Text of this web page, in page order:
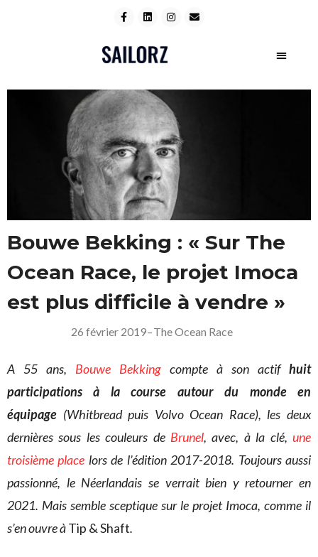
Bouwe Bekking : « Sur The
Ocean Race, le projet Imoca
est plus difficile à vendre »
26 février 2019–The Ocean Race
A 55 ans, Bouwe Bekkingcompte à son actifhuit
participations à
la course autour du monde en
équipage (Whitbread puis Volvo Ocean Race), les deux
dernières sous les couleurs de Brunel, avec, à la clé, une
troisième place lors de l’édition 2017-2018. Toujours aussi
passionné, le Néerlandais se verrait bien y retourner en
2021. Mais semble sceptique sur le projet Imoca, comme il
s’en ouvre àTip & Shaft.